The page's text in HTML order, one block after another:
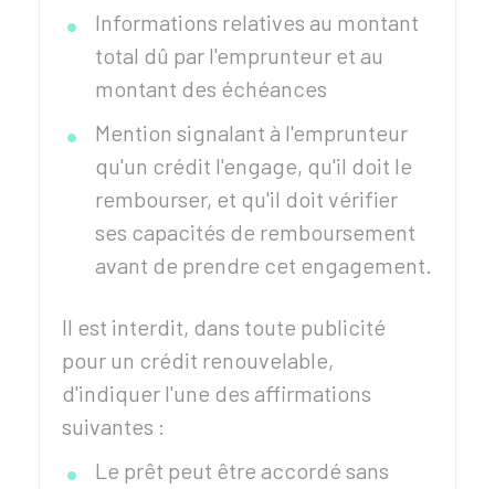
Informations relatives au montant
total dû par l'emprunteur et au
montant des échéances
Mention signalant à l'emprunteur
qu'un crédit l'engage, qu'il doit le
rembourser, et qu'il doit vérifier
ses capacités de remboursement
avant de prendre cet engagement.
Il est interdit, dans toute publicité
pour un crédit renouvelable,
d'indiquer l'une des affirmations
suivantes :
Le prêt peut être accordé sans